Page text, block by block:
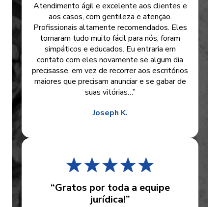
Atendimento ágil e excelente aos clientes e
aos casos, com gentileza e atenção.
Profissionais altamente recomendados. Eles
tornaram tudo muito fácil para nós, foram
simpáticos e educados. Eu entraria em
contato com eles novamente se algum dia
precisasse, em vez de recorrer aos escritórios
maiores que precisam anunciar e se gabar de
suas vitórias…”
Joseph K.
“Gratos por toda a equipe
jurídica!”